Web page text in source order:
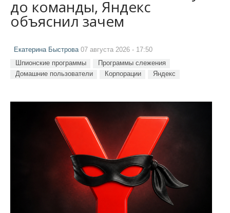
до команды, Яндекс
объяснил зачем
Екатерина Быстрова 07 августа 2026 - 17:50
Шпионские программы
Программы слежения
Домашние пользователи
Корпорации Яндекс